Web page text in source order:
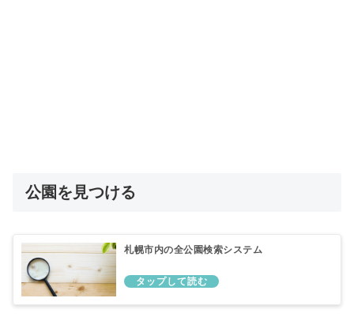
公園を見つける
札幌市内の全公園検索システム